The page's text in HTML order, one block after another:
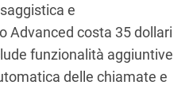
e
Advanced costa 35 dollari
funzionalità aggiuntive
delle chiamate e